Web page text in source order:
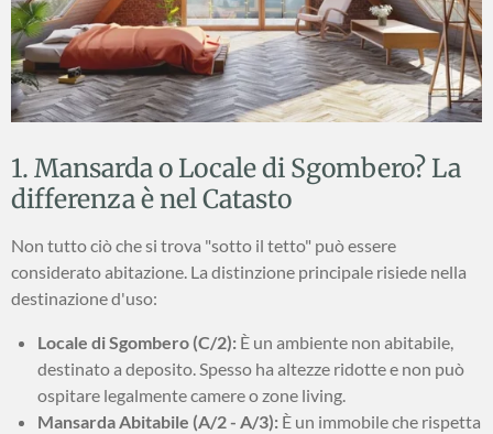
1. Mansarda o Locale di Sgombero? La
differenza è nel Catasto
Non tutto ciò che si trova "sotto il tetto" può essere
considerato abitazione. La distinzione principale risiede nella
destinazione d'uso:
Locale di Sgombero (C/2): È un ambiente non abitabile,
destinato a deposito. Spesso ha altezze ridotte e non può
ospitare legalmente camere o zone living.
Mansarda Abitabile (A/2 - A/3): È un immobile che rispetta